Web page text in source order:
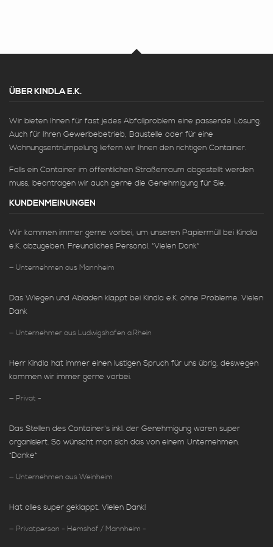
ÜBER KINDLA E.K.
Wir bieten Ihnen für fast jedes Abfallproblem eine passende Lösung.
Auch für Ihren Gewerbebetrieb, Baustelle oder für eine
Wohnungsentrümpelung liefern wir Ihnen den richtigen Container.
Falls ein Container im öffentlichen Straßenraum abgestellt werden
muss, beantragen wir auch gerne die Genehmigung für Sie.
KUNDENMEINUNGEN
Wir kommen immer gerne vorbei, um unseren Papiermüll bei Kindla
e.K. abzugeben. Freundliches Personal. *Vielen Dank*
Unternehmen aus Mannheim
Das Wiegen und Abladen klappt bei Kindla e.K. ohne Probleme. Vielen
Dank
Unternehmer aus Ludwigshafen a.Rhein
Herr Kindla hat immer einen lustigen Spruch für uns übrig, deswegen
kommen wir immer gerne vorbei.
Privat -
Das Stellen des Container's inkl. der Genehmigung waren super
organisiert. So wünscht man sich das von einem Unternehmen.
*Danke*
Unternehmen aus Weinheim
Hat alles super geklappt. Vielen Dank!
Privatperson - Hemshof / Mannheim -